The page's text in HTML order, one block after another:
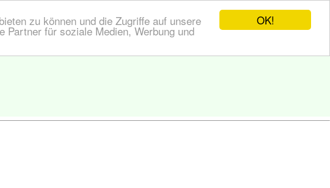
OK!
zu können und die Zugriffe auf unsere
Partner für soziale Medien, Werbung und